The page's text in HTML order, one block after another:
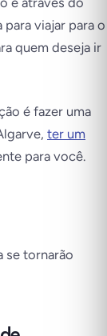
viajar para o
quem deseja ir
é fazer uma
ter um
para você.
se tornarão